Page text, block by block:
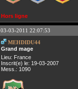
Hors ligne
03-03-2011 22:07:53
MEHDIDU44
Grand mage
Lieu: France
Inscrit(e) le: 19-03-2007
Mess.: 1090